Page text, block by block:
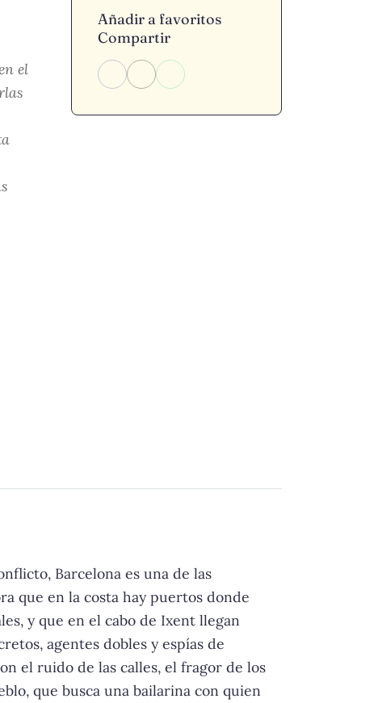
el
Añadir a favoritos
Compartir
Barcelona es una de las
que en la costa hay puertos donde
y que en el cabo de Ixent llegan
agentes dobles y espías de
el ruido de las calles, el fragor de los
que busca una bailarina con quien